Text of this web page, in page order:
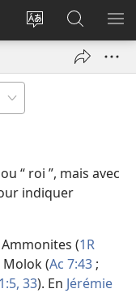
Changer
langue
Se
connecter
nouvelle
sur
JW.ORG
“ roi ”, mais avec
indiquer
(1R
(Ac 7:43 ;
33). En Jérémie